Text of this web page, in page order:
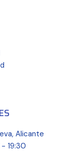
Alicante
19:30